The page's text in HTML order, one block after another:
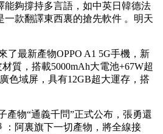
夠撐持多言語，如中英日韓德法
一款翻譯東西裏的搶先軟件 。明天
新產物OPPO A1 5G手機，新
質 ，搭載5000mAh大電池+67W超
色域屏，具有12GB超大運存，搭
物“通義千問”正式公布，張勇還
阿裏旗下一切產物 ，將全線接